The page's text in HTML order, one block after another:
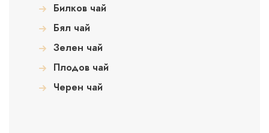
Билков чай
Бял чай
Зелен чай
Плодов чай
Черен чай